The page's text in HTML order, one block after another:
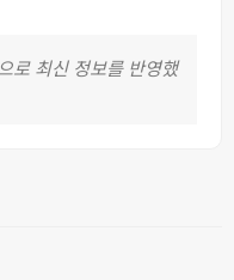
로 최신 정보를 반영했